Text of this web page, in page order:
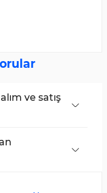
ve satış
sağlar.